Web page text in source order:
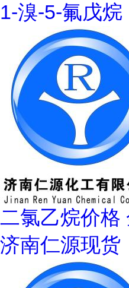
1-溴-5-氟戊烷
二氯乙烷价格
济南仁源现货